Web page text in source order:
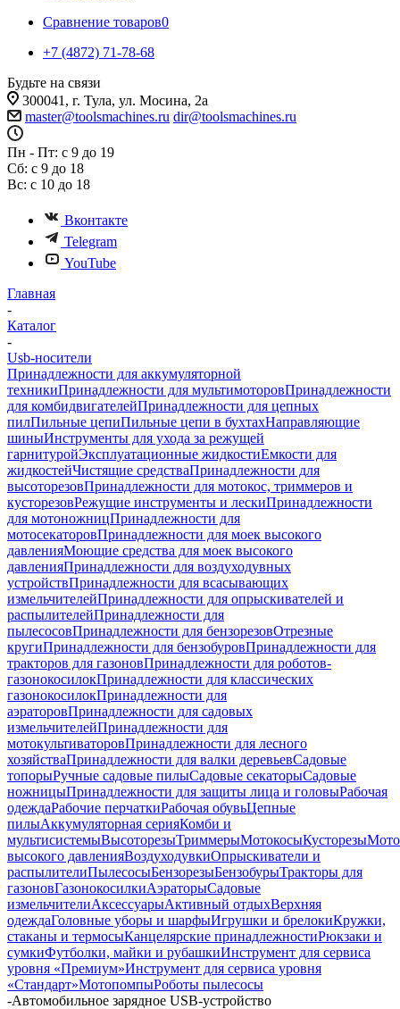
Сравнение товаров0
+7 (4872) 71-78-68
Будьте на связи
300041, г. Тула, ул. Мосина, 2а
master@toolsmachines.ru dir@toolsmachines.ru
Пн - Пт: с 9 до 19
Сб: с 9 до 18
Вс: с 10 до 18
Вконтакте
Telegram
YouTube
Главная
-
Каталог
-
Usb-носители
Принадлежности для аккумуляторной
техникиПринадлежности для мультимоторовПринадлежности
для комбидвигателейПринадлежности для цепных
пилПильные цепиПильные цепи в бухтахНаправляющие
шиныИнструменты для ухода за режущей
гарнитуройЭксплуатационные жидкостиЕмкости для
жидкостейЧистящие средстваПринадлежности для
высоторезовПринадлежности для мотокос, триммеров и
кусторезовРежущие инструменты и лескиПринадлежности
для мотоножницПринадлежности для
мотосекаторовПринадлежности для моек высокого
давленияМоющие средства для моек высокого
давленияПринадлежности для воздуходувных
устройствПринадлежности для всасывающих
измельчителейПринадлежности для опрыскивателей и
распылителейПринадлежности для
пылесосовПринадлежности для бензорезовОтрезные
кругиПринадлежности для бензобуровПринадлежности для
тракторов для газоновПринадлежности для роботов-
газонокосилокПринадлежности для классических
газонокосилокПринадлежности для
аэраторовПринадлежности для садовых
измельчителейПринадлежности для
мотокультиваторовПринадлежности для лесного
хозяйстваПринадлежности для валки деревьевСадовые
топорыРучные садовые пилыСадовые секаторыСадовые
ножницыПринадлежности для защиты лица и головыРабочая
одеждаРабочие перчаткиРабочая обувьЦепные
пилыАккумуляторная серияКомби и
мультисистемыВысоторезыТриммерыМотокосыКусторезы
высокого давленияВоздуходувкиОпрыскиватели и
распылителиПылесосыБензорезыБензобурыТракторы для
газоновГазонокосилкиАэраторыСадовые
измельчителиАксессуарыАктивный отдыхВерхняя
одеждаГоловные уборы и шарфыИгрушки и брелокиКружки,
стаканы и термосыКанцелярские принадлежностиРюкзаки и
сумкиФутболки, майки и рубашкиИнструмент для сервиса
уровня «Премиум»Инструмент для сервиса уровня
«Стандарт»МотопомпыРоботы пылесосы
-Автомобильное зарядное USB-устройство